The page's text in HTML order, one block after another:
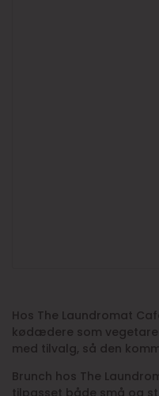
Hos The Laundromat
kødædere som
med tilvalg, så den
Brunch hos The
tilpasset både små og